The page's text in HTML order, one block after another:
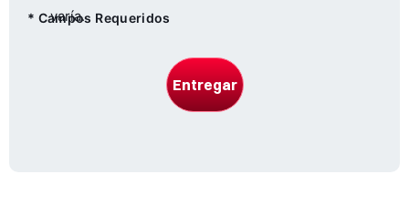
varía.
* Campos Requeridos
Entregar